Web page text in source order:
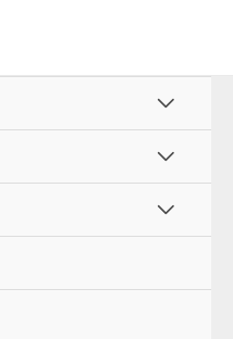
menú
menú